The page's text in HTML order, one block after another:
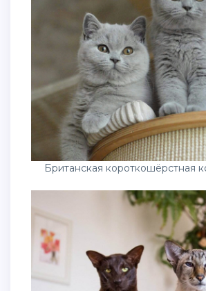
Британская короткошёрстная